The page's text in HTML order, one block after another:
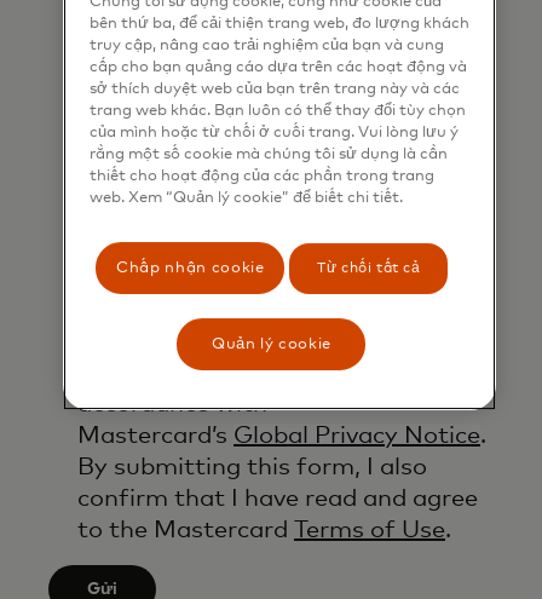
well as other topical business
information by email. If I have
shared my phone number, I confirm
that I am also happy to be
contacted by Mastercard for such
marketing purposes by phone. I
understand that I am free to
free of charge, using the opt-out
link provided in each email.
I acknowledge that my personal
data will be processed in
accordance with
Mastercard’s Global Privacy Notice.
By submitting this form, I also
confirm that I have read and agree
to the Mastercard
Terms of Use.
Gửi
bên thứ ba, để cải thiện trang web, đo lượng khách
truy cập, nâng cao trải nghiệm của bạn và cung
cấp cho bạn quảng cáo dựa trên các hoạt động và
sở thích duyệt web của bạn trên trang này và các
trang web khác. Bạn luôn có thể thay đổi tùy chọn
của mình hoặc từ chối ở cuối trang. Vui lòng lưu ý
rằng một số cookie mà chúng tôi sử dụng là cần
thiết cho hoạt động của các phần trong trang
web. Xem “Quản lý cookie” để biết chi tiết.
Chấp nhận cookie Từ chối tất cả
Quản lý cookie